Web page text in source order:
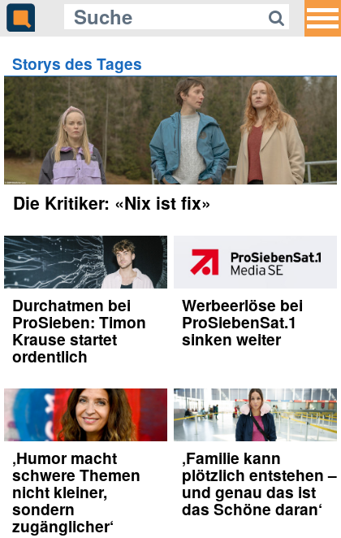
Storys des Tages
Die Kritiker: «Nix ist fix»
Durchatmen bei
ProSieben: Timon
Krause startet
ordentlich
Werbeerlöse bei
ProSiebenSat.1
sinken weiter
‚Humor macht
schwere Themen
nicht kleiner,
sondern
zugänglicher‘
‚Familie kann
plötzlich entstehen –
und genau das ist
das Schöne daran‘